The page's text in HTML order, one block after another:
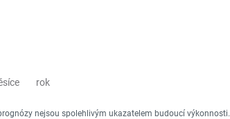
rok
nejsou spolehlivým ukazatelem budoucí výkonnosti.